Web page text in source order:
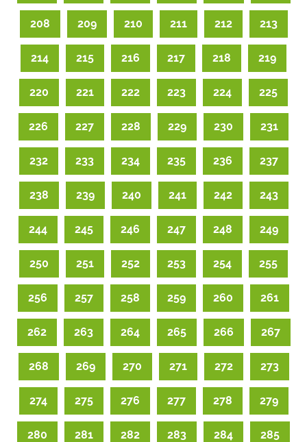
208 209 210 211 212 213
214 215 216 217 218 219
220 221 222 223 224 225
226 227 228 229 230 231
232 233 234 235 236 237
238 239 240 241 242 243
244 245 246 247 248 249
250 251 252 253 254 255
256 257 258 259 260 261
262 263 264 265 266 267
268 269 270 271 272 273
274 275 276 277 278 279
280 281 282 283 284 285